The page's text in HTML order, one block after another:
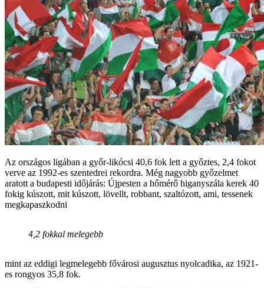
Az országos ligában a győr-likócsi 40,6 fok lett a győztes, 2,4 fokot
verve az 1992-es szentedrei rekordra. Még nagyobb győzelmet
aratott a budapesti időjárás: Újpesten a hőmérő higanyszála kerek 40
fokig kúszott, mit kúszott, lövellt, robbant, szaltózott, ami, tessenek
megkapaszkodni
4,2 fokkal melegebb
mint az eddigi legmelegebb fővárosi augusztus nyolcadika, az 1921-
es rongyos 35,8 fok.